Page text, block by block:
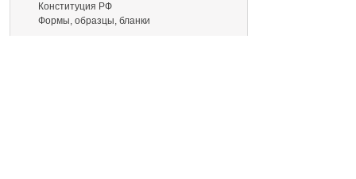
Конституция РФ
Формы, образцы, бланки